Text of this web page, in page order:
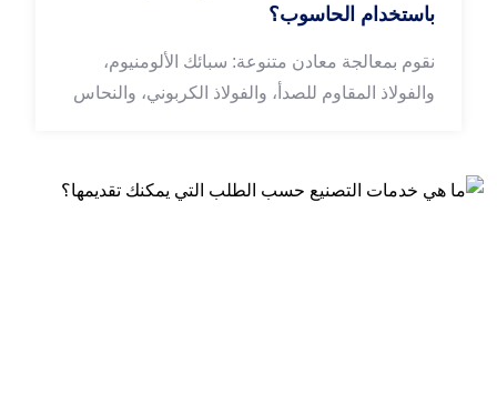
باستخدام الحاسوب؟
نقوم بمعالجة معادن متنوعة: سبائك الألومنيوم،
والفولاذ المقاوم للصدأ، والفولاذ الكربوني، والنحاس
استخدامكم الفعلية.